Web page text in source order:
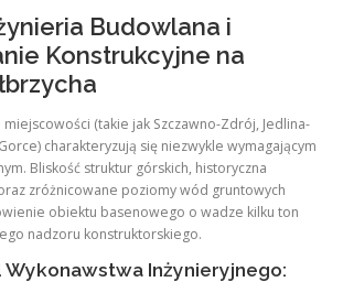
Budowlana i
Konstrukcyjne na
miejscowości (takie jak Szczawno-Zdrój, Jedlina-
charakteryzują się niezwykle wymagającym
Bliskość struktur górskich, historyczna
zróżnicowane poziomy wód gruntowych
obiektu basenowego o wadze kilku ton
nadzoru konstruktorskiego.
Wykonawstwa Inżynieryjnego: